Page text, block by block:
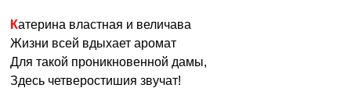
Катерина властная и величава
Жизни всей вдыхает аромат
Для такой проникновенной дамы,
Здесь четверостишия звучат!